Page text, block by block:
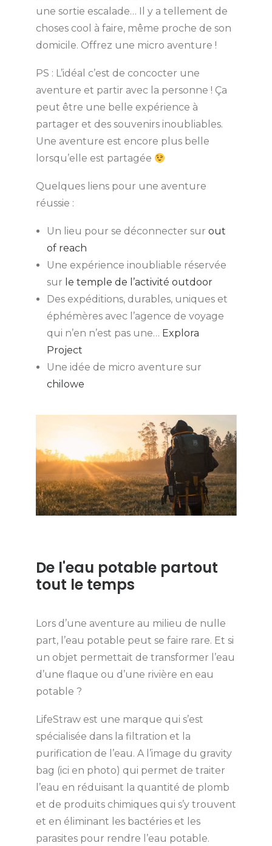
une sortie escalade… Il y a tellement de
choses cool à faire, même proche de son
domicile. Offrez une micro aventure !
PS : L’idéal c’est de concocter une
aventure et partir avec la personne ! Ça
peut être une belle expérience à
partager et des souvenirs inoubliables.
Une aventure est encore plus belle
lorsqu’elle est partagée
Quelques liens pour une aventure
réussie :
Un lieu pour se déconnecter sur out
of reach
Une expérience inoubliable réservée
sur le temple de l’activité outdoor
Des expéditions, durables, uniques et
éphémères avec l’agence de voyage
qui n’en n’est pas une… Explora
Project
Une idée de micro aventure sur
chilowe
De l'eau potable partout
tout le temps
Lors d’une aventure au milieu de nulle
part, l’eau potable peut se faire rare. Et si
un objet permettait de transformer l’eau
d’une flaque ou d’une rivière en eau
potable ?
LifeStraw est une marque qui s’est
spécialisée dans la filtration et la
purification de l’eau. A l’image du gravity
bag (ici en photo) qui permet de traiter
l’eau en réduisant la quantité de plomb
et de produits chimiques qui s’y trouvent
et en éliminant les bactéries et les
parasites pour rendre l’eau potable.